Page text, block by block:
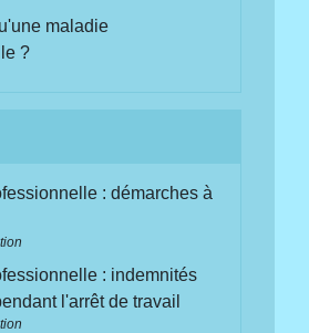
maladie
?
: démarches à
: indemnités
l'arrêt de travail